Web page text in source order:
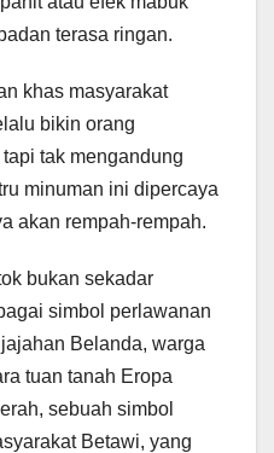
terasa ringan.
khas masyarakat
bikin orang
tapi tak mengandung
minuman ini dipercaya
akan rempah-rempah.
bukan sekadar
simbol perlawanan
Belanda, warga
tuan tanah Eropa
sebuah simbol
Betawi, yang